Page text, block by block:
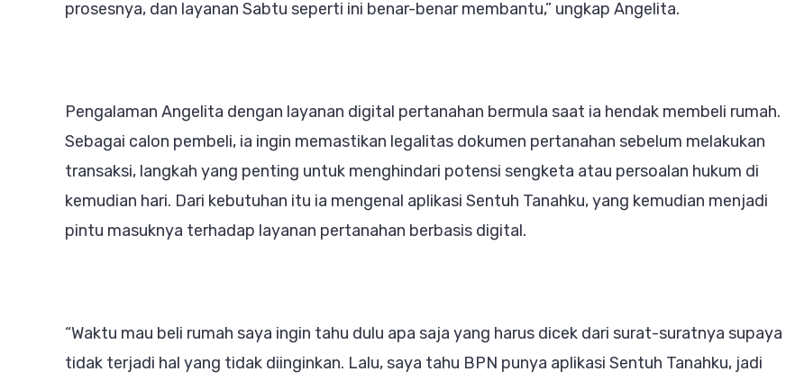
prosesnya, dan layanan Sabtu seperti ini benar-benar membantu,” ungkap Angelita.
Pengalaman Angelita dengan layanan digital pertanahan bermula saat ia hendak membeli rumah.
Sebagai calon pembeli, ia ingin memastikan legalitas dokumen pertanahan sebelum melakukan
transaksi, langkah yang penting untuk menghindari potensi sengketa atau persoalan hukum di
kemudian hari. Dari kebutuhan itu ia mengenal aplikasi Sentuh Tanahku, yang kemudian menjadi
pintu masuknya terhadap layanan pertanahan berbasis digital.
“Waktu mau beli rumah saya ingin tahu dulu apa saja yang harus dicek dari surat-suratnya supaya
tidak terjadi hal yang tidak diinginkan. Lalu, saya tahu BPN punya aplikasi Sentuh Tanahku, jadi